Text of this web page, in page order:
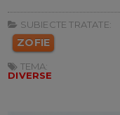
SUBIECTE TRATATE:
ZOFIE
TEMA:
DIVERSE